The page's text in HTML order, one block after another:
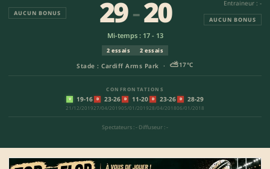
AUCUN BONUS
Stade : Cardiff Arms Park · ⛅17°C
29-20
Mi-temps : 17 - 13
2 essais 2 essais
CONFRONTATIONS
V 19-16
21/12/2019
D 23-26
27/04/2019
D 11-20
05/01/2019
D 23-26
28/04/2018
D 28-29
06/01/2018
Spectateurs : - Diffuseur : -
Entraineur : -
AUCUN BONUS